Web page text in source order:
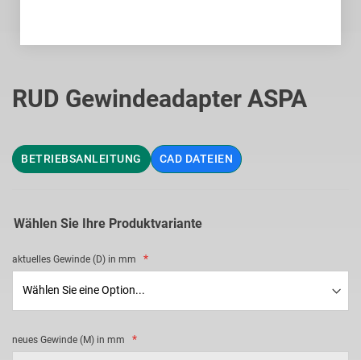
RUD Gewindeadapter ASPA
BETRIEBSANLEITUNG CAD DATEIEN
Wählen Sie Ihre Produktvariante
aktuelles Gewinde (D) in mm
neues Gewinde (M) in mm
Anfang
der
springen